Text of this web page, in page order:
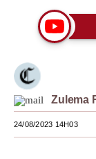
Tendencias
Viajes
Moda
Estilos
Zulema
24/08/2023 14H03